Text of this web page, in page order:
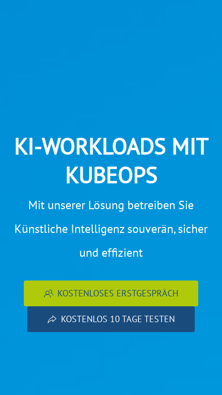
KI-WORKLOADS MIT
KUBEOPS
Mit unserer Lösung betreiben Sie
Künstliche Intelligenz souverän, sicher
und effizient
KOSTENLOSES ERSTGESPRÄCH
KOSTENLOS 10 TAGE TESTEN